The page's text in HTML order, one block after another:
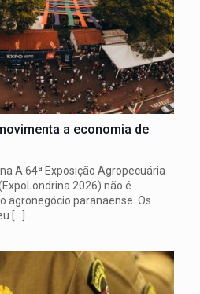
a economia de
A 64ª Exposição Agropecuária
2026) não é
agronegócio paranaense. Os